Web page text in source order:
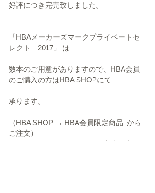
好評につき完売致しました。
「HBAメーカーズマークプライベートセ
レクト　2017」 は
数本のご用意がありますので、HBA会員
のご購入の方はHBA SHOPにて
承ります。
（HBA SHOP → HBA会員限定商品  から
ご注文）